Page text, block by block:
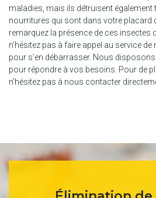
maladies, mais ils détruisent également
nourritures qui sont dans votre placard
remarquez la présence de ces insectes
n’hésitez pas à faire appel au service
pour s’en débarrasser. Nous
pour répondre à vos besoins. Pour de
n’hésitez pas à nous contacter